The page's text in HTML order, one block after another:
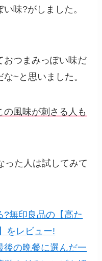
味?がしました。
おつまみっぽい味だ
~と思いました。
風味が刺さる人も
った人は試してみて
?無印良品の【高た
をレビュー!
後の晩餐に選んだ一